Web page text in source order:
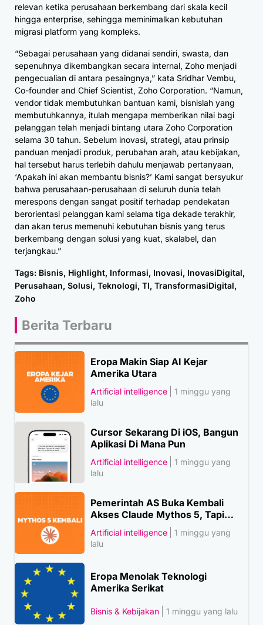
relevan ketika perusahaan berkembang dari skala kecil
hingga enterprise, sehingga meminimalkan kebutuhan
migrasi platform yang kompleks.
“Sebagai perusahaan yang didanai sendiri, swasta, dan
sepenuhnya dikembangkan secara internal, Zoho menjadi
pengecualian di antara pesaingnya,” kata Sridhar Vembu,
Co-founder and Chief Scientist, Zoho Corporation. “Namun,
vendor tidak membutuhkan bantuan kami, bisnislah yang
membutuhkannya, itulah mengapa memberikan nilai bagi
pelanggan telah menjadi bintang utara Zoho Corporation
selama 30 tahun. Sebelum inovasi, strategi, atau prinsip
panduan menjadi produk, perubahan arah, atau kebijakan,
hal tersebut harus terlebih dahulu menjawab pertanyaan,
‘Apakah ini akan membantu bisnis?’ Kami sangat bersyukur
bahwa perusahaan-perusahaan di seluruh dunia telah
merespons dengan sangat positif terhadap pendekatan
berorientasi pelanggan kami selama tiga dekade terakhir,
dan akan terus memenuhi kebutuhan bisnis yang terus
berkembang dengan solusi yang kuat, skalabel, dan
terjangkau.”
Tags: Bisnis, Highlight, Informasi, Inovasi, InovasiDigital,
Perusahaan, Solusi, Teknologi, TI, TransformasiDigital,
Zoho
Berita Terbaru
Eropa Makin Siap AI Kejar
Amerika Utara
Artificial intelligence
1 minggu yang
lalu
Cursor Sekarang Di iOS, Bangun
Aplikasi Di Mana Pun
Artificial intelligence
1 minggu yang
lalu
Pemerintah AS Buka Kembali
Akses Claude Mythos 5, Tapi…
Artificial intelligence
1 minggu yang
lalu
Eropa Menolak Teknologi
Amerika Serikat
Bisnis & Kebijakan 1 minggu yang lalu